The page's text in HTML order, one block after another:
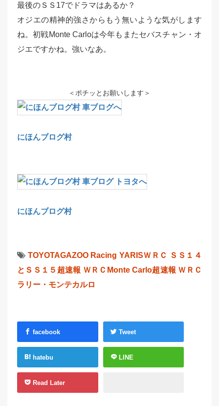
最後のＳＳ17でドラマはあるか？
オジエの精神的強さからもう無いような気がします
ね。初戦Monte Carloは今年もまたセバスチャン・オ
ジエですかね。強いなあ。
＜ポチッとお願いします＞
にほんブログ村
にほんブログ村
TOYOTAGAZOO Racing YARISＷＲＣ
ＳＳ１４
とＳＳ１５超速報 ＷＲＣMonte Carlo超速報 ＷＲＣ
ラリー・モンテカルロ
facebook Tweet
hatebu LINE
Read Later